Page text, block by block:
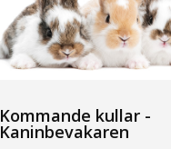
Kommande kullar -
Kaninbevakaren